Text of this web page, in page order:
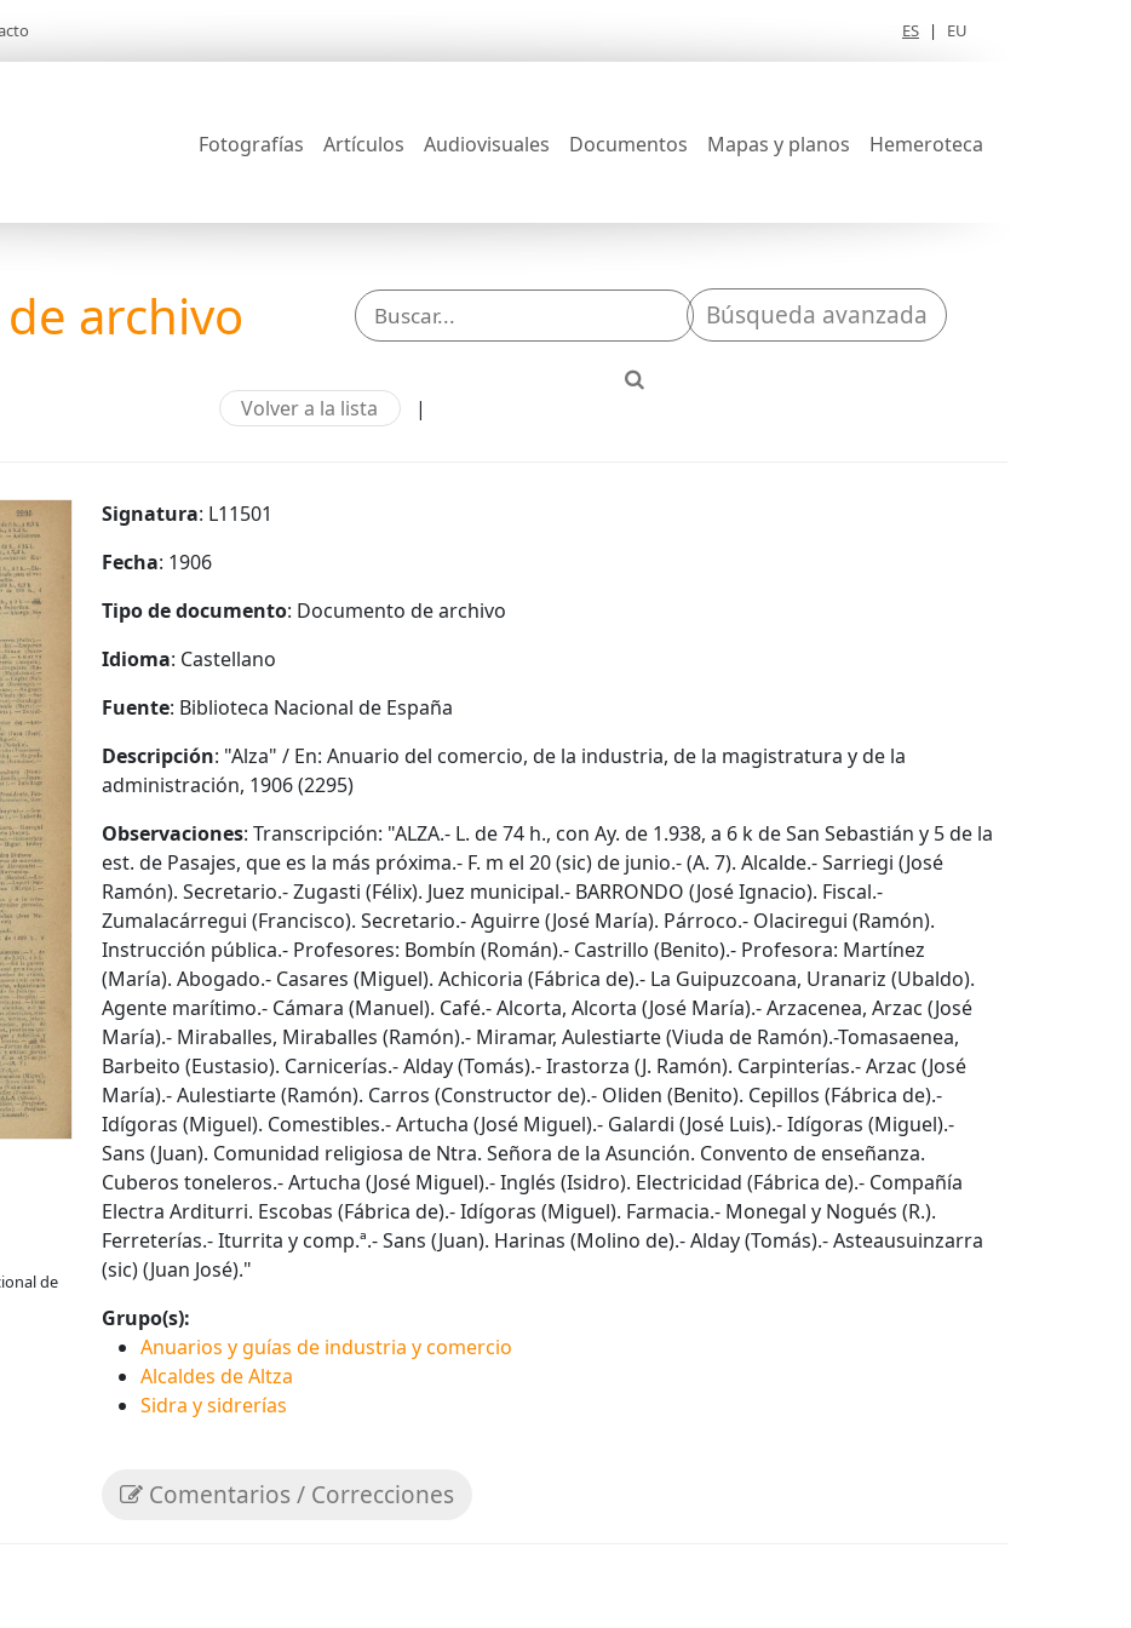
ES | EU
Fotografías Artículos Audiovisuales Documentos Mapas y planos Hemeroteca
archivo Búsqueda avanzada
Volver a la lista |
de
Signatura: L11501
Fecha: 1906
Tipo de documento: Documento de archivo
Idioma: Castellano
Fuente: Biblioteca Nacional de España
Descripción: "Alza" / En: Anuario del comercio, de la industria, de la magistratura y de la
administración, 1906 (2295)
Observaciones: Transcripción: "ALZA.- L. de 74 h., con Ay. de 1.938, a 6 k de San Sebastián y 5 de la
est. de Pasajes, que es la más próxima.- F. m el 20 (sic) de junio.- (A. 7). Alcalde.- Sarriegi (José
Ramón). Secretario.- Zugasti (Félix). Juez municipal.- BARRONDO (José Ignacio). Fiscal.-
Zumalacárregui (Francisco). Secretario.- Aguirre (José María). Párroco.- Olaciregui (Ramón).
Instrucción pública.- Profesores: Bombín (Román).- Castrillo (Benito).- Profesora: Martínez
(María). Abogado.- Casares (Miguel). Achicoria (Fábrica de).- La Guipuzcoana, Uranariz (Ubaldo).
Agente marítimo.- Cámara (Manuel). Café.- Alcorta, Alcorta (José María).- Arzacenea, Arzac (José
María).- Miraballes, Miraballes (Ramón).- Miramar, Aulestiarte (Viuda de Ramón).-Tomasaenea,
Barbeito (Eustasio). Carnicerías.- Alday (Tomás).- Irastorza (J. Ramón). Carpinterías.- Arzac (José
María).- Aulestiarte (Ramón). Carros (Constructor de).- Oliden (Benito). Cepillos (Fábrica de).-
Idígoras (Miguel). Comestibles.- Artucha (José Miguel).- Galardi (José Luis).- Idígoras (Miguel).-
Sans (Juan). Comunidad religiosa de Ntra. Señora de la Asunción. Convento de enseñanza.
Cuberos toneleros.- Artucha (José Miguel).- Inglés (Isidro). Electricidad (Fábrica de).- Compañía
Electra Arditurri. Escobas (Fábrica de).- Idígoras (Miguel). Farmacia.- Monegal y Nogués (R.).
Ferreterías.- Iturrita y comp.ª.- Sans (Juan). Harinas (Molino de).- Alday (Tomás).- Asteausuinzarra
(sic) (Juan José)."
Grupo(s):
Anuarios y guías de industria y comercio
Alcaldes de Altza
Sidra y sidrerías
Comentarios / Correcciones